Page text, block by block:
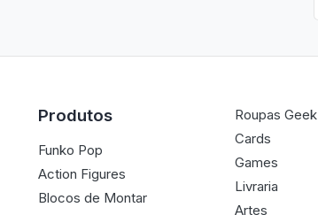
Produtos
Funko Pop
Action Figures
Blocos de Montar
Roupas Geek
Cards
Games
Livraria
Artes